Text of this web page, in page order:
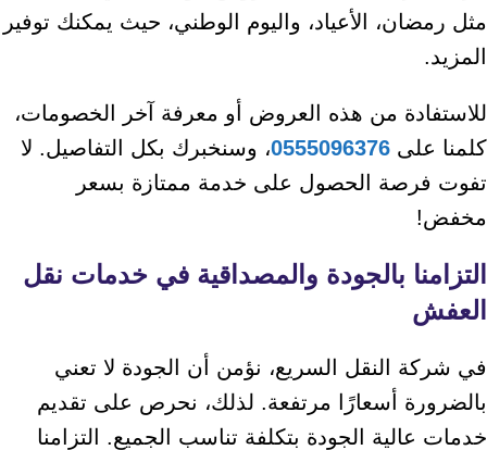
مثل رمضان، الأعياد، واليوم الوطني، حيث يمكنك توفير
المزيد.
للاستفادة من هذه العروض أو معرفة آخر الخصومات،
كلمنا على 0555096376، وسنخبرك بكل التفاصيل. لا
تفوت فرصة الحصول على خدمة ممتازة بسعر
مخفض!
التزامنا بالجودة والمصداقية في خدمات نقل
العفش
في شركة النقل السريع، نؤمن أن الجودة لا تعني
بالضرورة أسعارًا مرتفعة. لذلك، نحرص على تقديم
خدمات عالية الجودة بتكلفة تناسب الجميع. التزامنا